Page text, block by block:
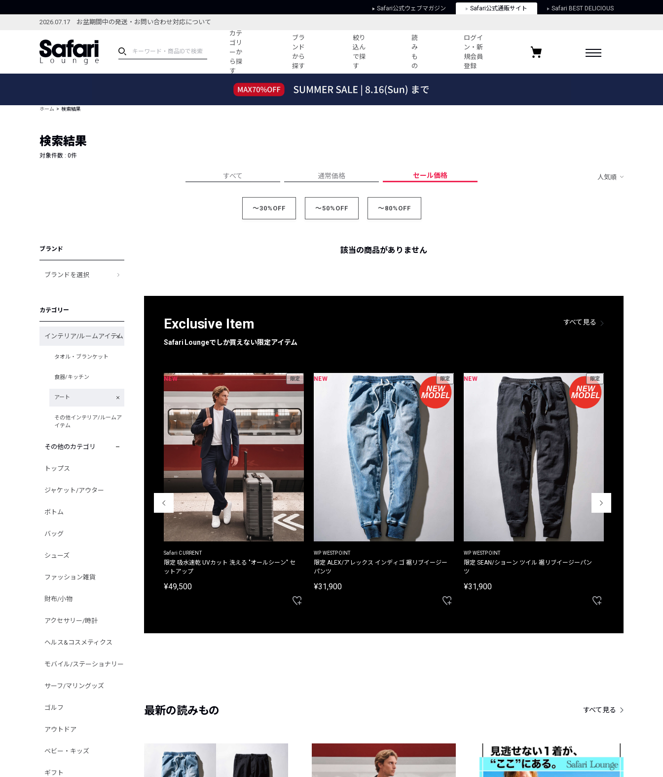
Safari公式ウェブマガジン Safari公式通販サイト Safari BEST DELICIOUS
2026.07.17 お盆期間中の発送・お問い合わせ対応について
カテ
ゴリ
ーか
ら探
す
ブラ
ンド
から
探す
絞り
込ん
で探
す
読
み
も
の
ログイ
ン・新
規会員
登録
ブランドから探す
新着アイテム
編集部のおすすめアイテム
すべての記事
人気記事ランキング
ウィークリーコーデ
プライバシーポリシー
お気に入りブランド
ホーム 検索結果
検索結果
対象件数 : 0件
すべて 通常価格 セール価格 人気順
～30%OFF ～50%OFF ～80%OFF
ブランド
ブランドを選択
カテゴリー
インテリア/ルームアイテム
タオル・ブランケット
食器/キッチン
アート
その他インテリア/ルームア
イテム
その他のカテゴリ
トップス
ジャケット/アウター
ボトム
バッグ
シューズ
ファッション雑貨
財布/小物
アクセサリー/時計
ヘルス&コスメティクス
モバイル/ステーショナリー
サーフ/マリングッズ
ゴルフ
アウトドア
ベビー・キッズ
ギフト
該当の商品がありません
Exclusive Item
Safari Loungeでしか買えない限定アイテム
すべて見る
NEW 限定
Safari CURRENT
限定 吸水速乾 UVカット 洗える "オールシーン" セ
ットアップ
¥49,500
NEW 限定
WP WESTPOINT
限定 ALEX/アレックス インディゴ 裾リブイージー
パンツ
¥31,900
NEW 限定
WP WESTPOINT
限定 SEAN/ショーン ツイル 裾リブイージーパン
ツ
¥31,900
最新の読みもの すべて見る